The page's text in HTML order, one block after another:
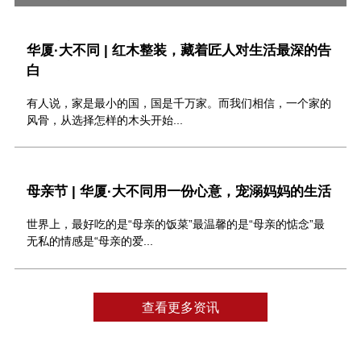
华厦·大不同 | 红木整装，藏着匠人对生活最深的告
白
有人说，家是最小的国，国是千万家。而我们相信，一个家的
风骨，从选择怎样的木头开始...
母亲节 | 华厦·大不同用一份心意，宠溺妈妈的生活
世界上，最好吃的是“母亲的饭菜”最温馨的是“母亲的惦念”最
无私的情感是“母亲的爱...
查看更多资讯